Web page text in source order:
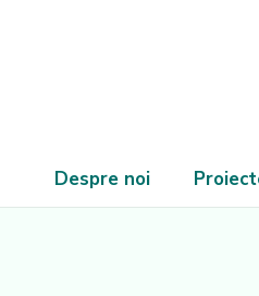
Despre noi